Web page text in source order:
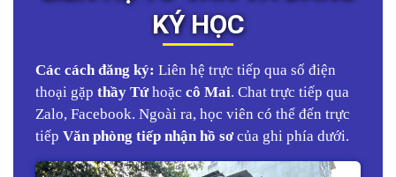
KÝ HỌC
Các cách đăng ký: Liên hệ trực tiếp qua số điện
thoại gặp thầy Tứhoặc cô Mai. Chat trực tiếp qua
Zalo, Facebook. Ngoài ra, học viên có thể đến trực
tiếp Văn phòng tiếp nhận hồ sơcủa ghi phía dưới.